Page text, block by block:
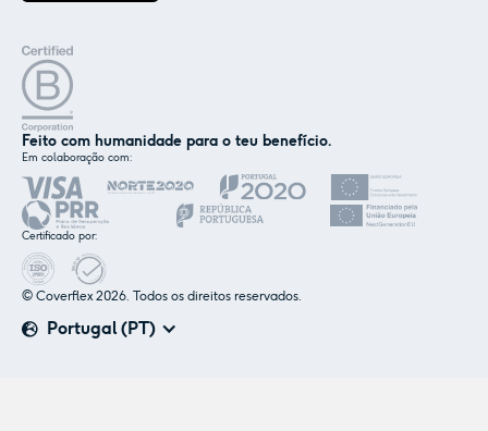
Feito com humanidade para o teu benefício.
Em colaboração com:
Certificado por:
Portugal (PT)
© Coverflex 2026. Todos os direitos reservados.
Nós e os nossos parceiros usamos cookies ou
tecnologias semelhantes, conforme
mencionado na